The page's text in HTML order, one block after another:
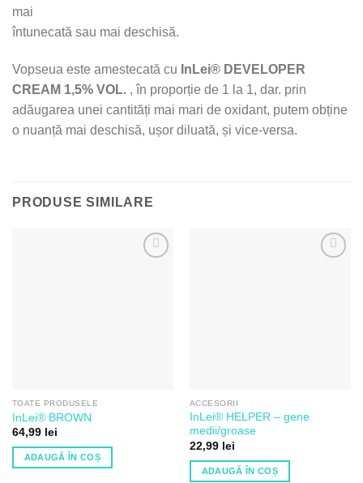
mai
întunecată sau mai deschisă.
Vopseua este amestecată cu InLei® DEVELOPER
CREAM 1,5% VOL. , în proporție de 1 la 1, dar. prin
adăugarea unei cantități mai mari de oxidant, putem obține
o nuanță mai deschisă, ușor diluată, și vice-versa.
PRODUSE SIMILARE
TOATE PRODUSELE
InLei® BROWN
64,99 lei
ADAUGĂ ÎN COȘ
ACCESORII
InLei® HELPER – gene
medii/groase
22,99 lei
ADAUGĂ ÎN COȘ